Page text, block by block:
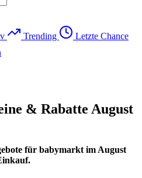
Trending
Letzte Chance
& Rabatte August
für babymarkt im August